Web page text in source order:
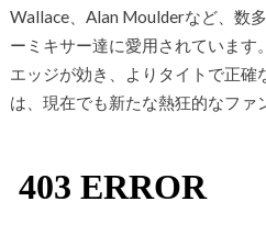
Wallace、Alan Moulderなど、数
ーミキサー達に愛用されています
エッジが効き、よりタイトで正確
は、現在でも新たな熱狂的なファ